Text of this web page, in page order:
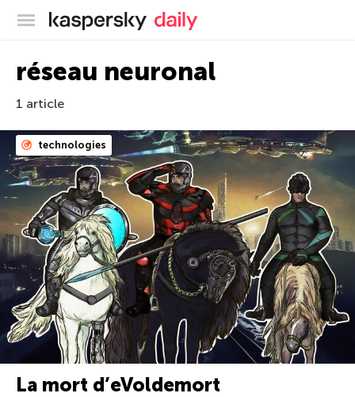
Blog officiel de Kaspersky
réseau neuronal
1 article
technologies
La mort d’eVoldemort